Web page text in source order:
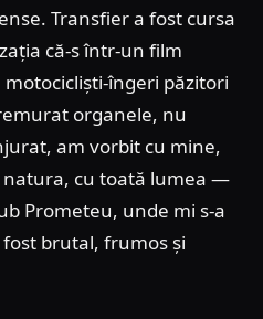
Transfier a fost cursa
că-s într-un film
îngeri păzitori
organele, nu
am vorbit cu mine,
natura, cu toată lumea —
Prometeu, unde mi s-a
brutal, frumos și